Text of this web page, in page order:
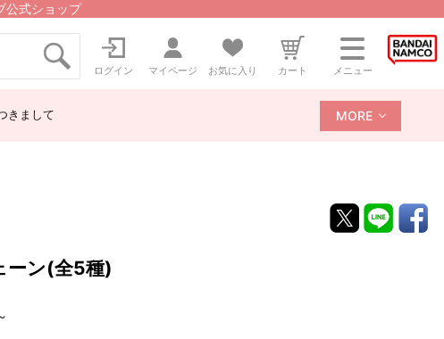
公式ショップ
ログイン マイページ お気に入り カート メニュー
きまして MORE
ーン(全5種)